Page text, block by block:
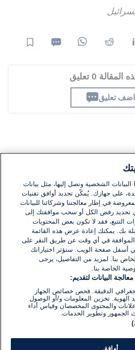
0 تعليق
اضف تعليق
حتى الآن. كن الأول!
...
البيانات الشخصية ونصل إليها، مثل بيانات
على جهازك. يُمكّن تحديد أوافق تقنيات
في إطار معالجتنا وشركائنا للبيانات
تحديد رفض الكل أو سحب موافقتك إلى
التتبع، فقد لا تكون بعض المحتويات
صلة بك. يمكنك إعادة عرض هذه القائمة
الموافقة في أي وقت عن طريق النقر على
أسفل صفحة الويب. ستؤثر اختياراتك
بنا. لمزيد من التفاصيل، يرجى
الخاصة بنا.
البيانات لتقديم:
الدقيقة. فحص خصائص الجهاز
تخزين المعلومات و/أو الوصول
والمحتوى المخصصان وقياس أداء
الجمهور وتطوير الخدمات.
أوافق